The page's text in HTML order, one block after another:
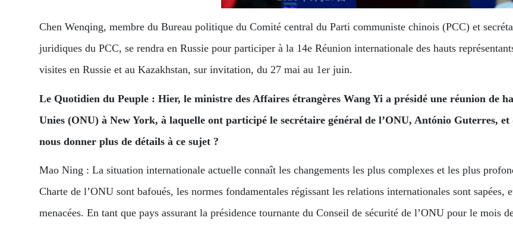
Chen Wenqing, membre du Bureau politique du Comité central du Parti communiste chinois (PCC) et
juridiques du PCC, se rendra en Russie pour participer à la 14e Réunion internationale des hauts
visites en Russie et au Kazakhstan, sur invitation, du 27 mai au 1er juin.
Le Quotidien du Peuple : Hier, le ministre des Affaires étrangères Wang Yi a présidé une réunion de
Unies (ONU) à New York, à laquelle ont participé le secrétaire général de l’ONU, António Guterres,
nous donner plus de détails à ce sujet ?
Mao Ning : La situation internationale actuelle connaît les changements les plus complexes et les plus
Charte de l’ONU sont bafoués, les normes fondamentales régissant les relations internationales sont
menacées. En tant que pays assurant la présidence tournante du Conseil de sécurité de l’ONU pour le mois